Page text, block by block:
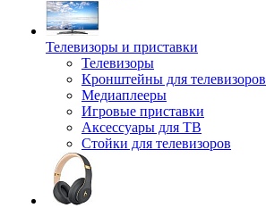
Телевизоры и приставки
Телевизоры
Кронштейны для телевизоров
Медиаплееры
Игровые приставки
Аксессуары для ТВ
Стойки для телевизоров